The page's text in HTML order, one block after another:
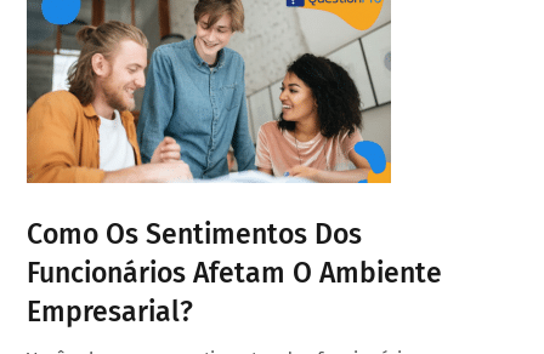
Como Os Sentimentos Dos
Funcionários Afetam O Ambiente
Empresarial?